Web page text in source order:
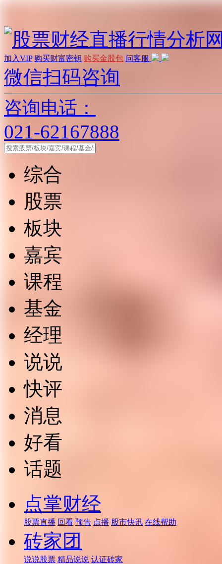
加入VIP 购买财富密钥 购买金股包 问客服
微信扫码咨询
咨询电话：
021-62167888
综合
股票
板块
嘉宾
课程
基金
经理
说说
快评
消息
好看
话题
点掌财经
股票直播 回看 预告 点播 股市快讯 在线帮助
砖家团
说说股票 精品说说 认证砖家